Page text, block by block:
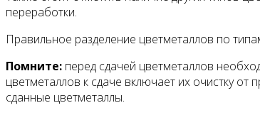
переработки.
Правильное разделение цветметаллов по
Помните: перед сдачей цветметаллов
цветметаллов к сдаче включает их очистку
сданные цветметаллы.